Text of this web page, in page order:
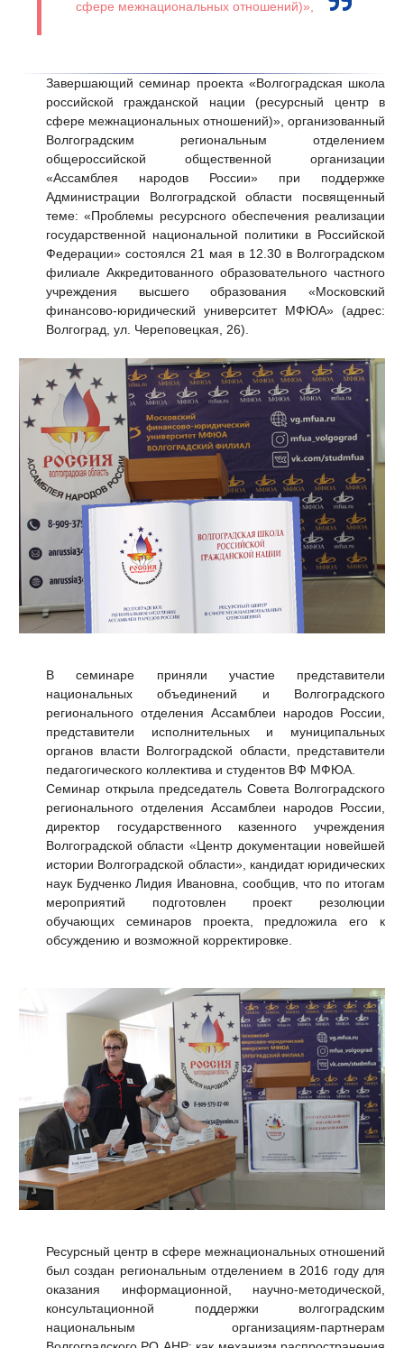
сфере межнациональных отношений)»,
Завершающий семинар проекта «Волгоградская школа
российской гражданской нации (ресурсный центр в
сфере межнациональных отношений)», организованный
Волгоградским региональным отделением
общероссийской общественной организации
«Ассамблея народов России» при поддержке
Администрации Волгоградской области посвященный
теме: «Проблемы ресурсного обеспечения реализации
государственной национальной политики в Российской
Федерации» состоялся 21 мая в 12.30 в Волгоградском
филиале Аккредитованного образовательного частного
учреждения высшего образования «Московский
финансово-юридический университет МФЮА» (адрес:
Волгоград, ул. Череповецкая, 26).
В семинаре приняли участие представители
национальных объединений и Волгоградского
регионального отделения Ассамблеи народов России,
представители исполнительных и муниципальных
органов власти Волгоградской области, представители
педагогического коллектива и студентов ВФ МФЮА.
Семинар открыла председатель Совета Волгоградского
регионального отделения Ассамблеи народов России,
директор государственного казенного учреждения
Волгоградской области «Центр документации новейшей
истории Волгоградской области», кандидат юридических
наук Будченко Лидия Ивановна, сообщив, что по итогам
мероприятий подготовлен проект резолюции
обучающих семинаров проекта, предложила его к
обсуждению и возможной корректировке.
Ресурсный центр в сфере межнациональных отношений
был создан региональным отделением в 2016 году для
оказания информационной, научно-методической,
консультационной поддержки волгоградским
национальным организациям-партнерам